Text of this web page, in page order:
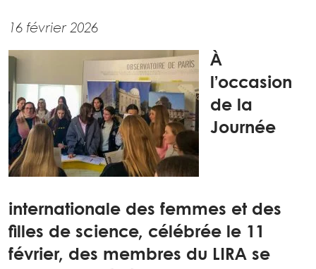
16 février 2026
À
l’occasion
de la
Journée
internationale des femmes et des
filles de science, célébrée le 11
février, des membres du LIRA se